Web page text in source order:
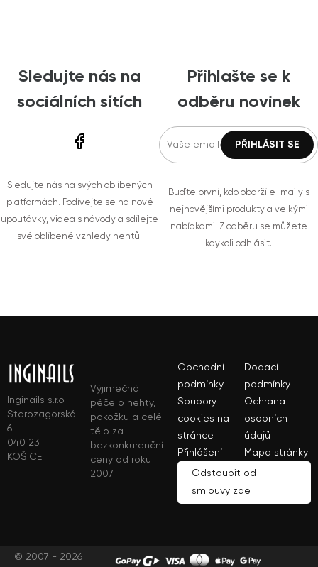
Sledujte nás na
sociálních sítích
Sledujte nás na svých oblíbených
platformách. Podívejte se na nové
upoutávky, videa s návody a sdílejte
své oblíbené vzhledy nehtů.
Přihlašte se k
odběru novinek
Buďte první, kdo obdrží e-maily s
nejnovějšími produkty a velkými
nabídkami. Z odběru se můžete
kdykoli odhlásit.
Inginails s.r.o.
Starozagorská
6
040 23
KOŠICE
Výjimečná
péče o nehty,
pokožku a celé
tělo za
bezkonkurenční
ceny od roku
2007
Obchodní
podmínky
Dodací
podmínky
Soubory
cookies na
stránce
Ochrana
osobních
údajů
Přihlášení
Mapa stránky
Odstoupit od
smlouvy zde
© 2007 - 2026